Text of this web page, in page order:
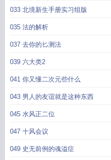
033 北境新生手册实习组版
035 法的解析
037 去你的匕测法
039 六大类2
041 你又懂二次元些什么
043 男人的友谊就是这种东西
045 水风正二位
047 十风会议
049 史无前例的魂溢症